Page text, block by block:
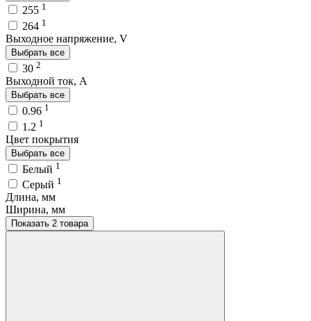
255 1
264 1
Выходное напряжение, V
Выбрать все
30 2
Выходной ток, A
Выбрать все
0.96 1
1.2 1
Цвет покрытия
Выбрать все
Белый 1
Серый 1
Длина, мм
Ширина, мм
Показать 2 товара